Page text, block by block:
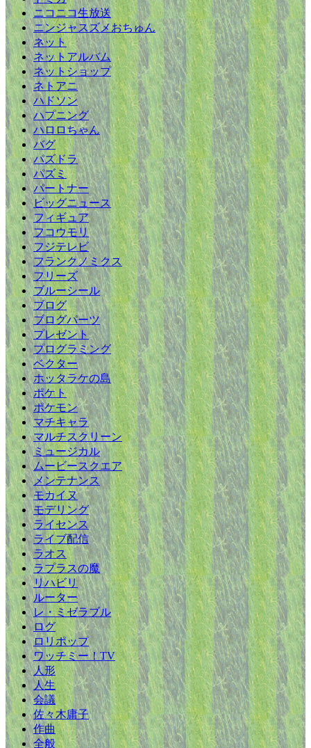
ニコニコ生放送
ニンジャスズメおちゅん
ネット
ネットアルバム
ネットショップ
ネトアニ
ハドソン
ハプニング
ハロロちゃん
バグ
パズドラ
パズミ
パートナー
ビッグニュース
フィギュア
フコウモリ
フジテレビ
フランクノミクス
フリーズ
ブルーシール
ブログ
ブログパーツ
プレゼント
プログラミング
ベクター
ホッタラケの島
ポケト
ポケモン
マチキャラ
マルチスクリーン
ミュージカル
ムービースクエア
メンテナンス
モカイヌ
モデリング
ライセンス
ライブ配信
ラオス
ラプラスの魔
リハビリ
ルーター
レ・ミゼラブル
ログ
ロリポップ
ワッチミー！TV
人形
人生
会議
佐々木庸子
作曲
全般